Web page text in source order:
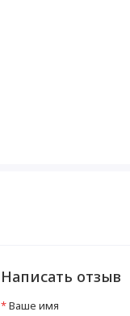
Написать отзыв
Ваше имя